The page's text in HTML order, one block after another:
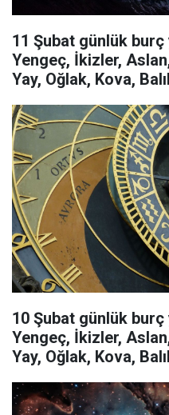
11 Şubat günlük burç
Yengeç, İkizler,
Yay, Oğlak, Kova,
10 Şubat günlük burç
Yengeç, İkizler,
Yay, Oğlak, Kova,